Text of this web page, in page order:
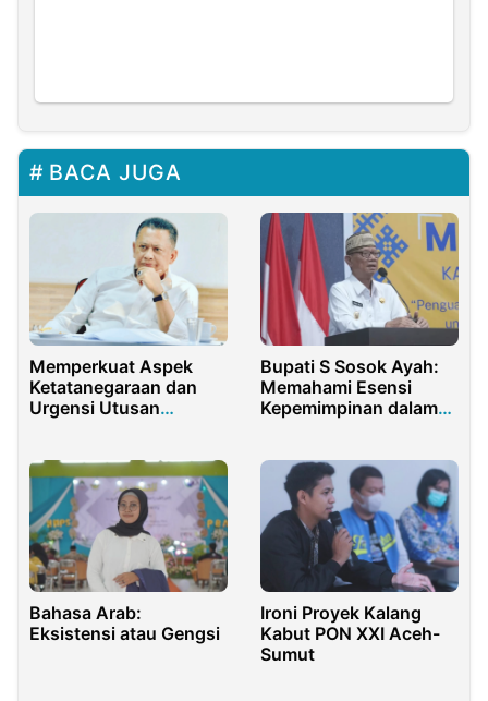
BACA JUGA
Memperkuat Aspek
Ketatanegaraan dan
Urgensi Utusan
Bupati S Sosok Ayah:
Memahami Esensi
Kepemimpinan dalam
Bahasa Arab:
Eksistensi atau Gengsi
Ironi Proyek Kalang
Kabut PON XXI Aceh-
Sumut